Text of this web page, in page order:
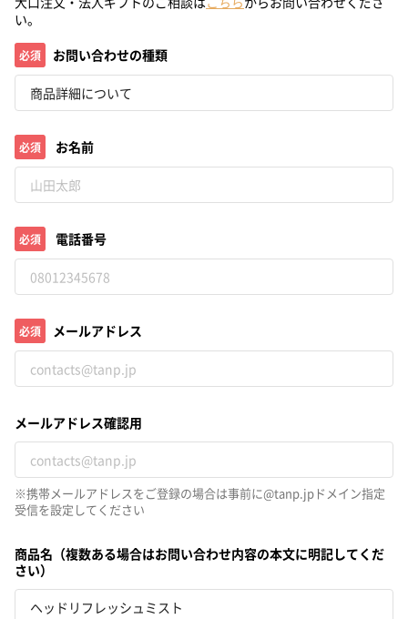
い。
必須 お問い合わせの種類
必須 お名前
必須 電話番号
必須 メールアドレス
メールアドレス確認用
※携帯メールアドレスをご登録の場合は事前に@tanp.jpドメイン指定
受信を設定してください
商品名（複数ある場合はお問い合わせ内容の本文に明記してくだ
さい）